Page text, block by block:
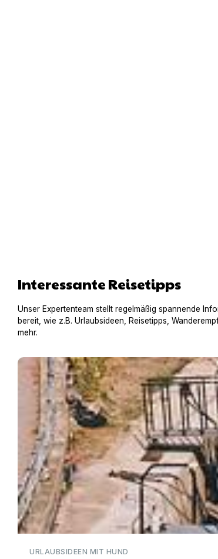
Interessante Reisetipps
Unser Expertenteam stellt regelmäßig spannende
bereit, wie z.B. Urlaubsideen, Reisetipps,
mehr.
Hausboot mit Hund
URLAUBSIDEEN MIT HUND